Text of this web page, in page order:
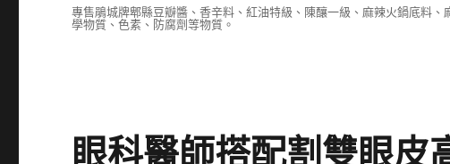
專售鵑城牌郫縣豆瓣醬、香辛料、紅油特級、陳釀一級、麻辣火鍋底料
學物質、色素、防腐劑等物質。
眼科醫師搭配割雙眼皮